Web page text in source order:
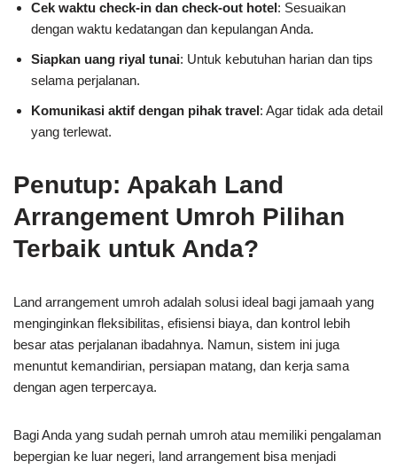
Cek waktu check-in dan check-out hotel: Sesuaikan
dengan waktu kedatangan dan kepulangan Anda.
Siapkan uang riyal tunai: Untuk kebutuhan harian dan tips
selama perjalanan.
Komunikasi aktif dengan pihak travel: Agar tidak ada detail
yang terlewat.
Penutup: Apakah Land
Arrangement Umroh Pilihan
Terbaik untuk Anda?
Land arrangement umroh adalah solusi ideal bagi jamaah yang
menginginkan fleksibilitas, efisiensi biaya, dan kontrol lebih
besar atas perjalanan ibadahnya. Namun, sistem ini juga
menuntut kemandirian, persiapan matang, dan kerja sama
dengan agen terpercaya.
Bagi Anda yang sudah pernah umroh atau memiliki pengalaman
bepergian ke luar negeri, land arrangement bisa menjadi